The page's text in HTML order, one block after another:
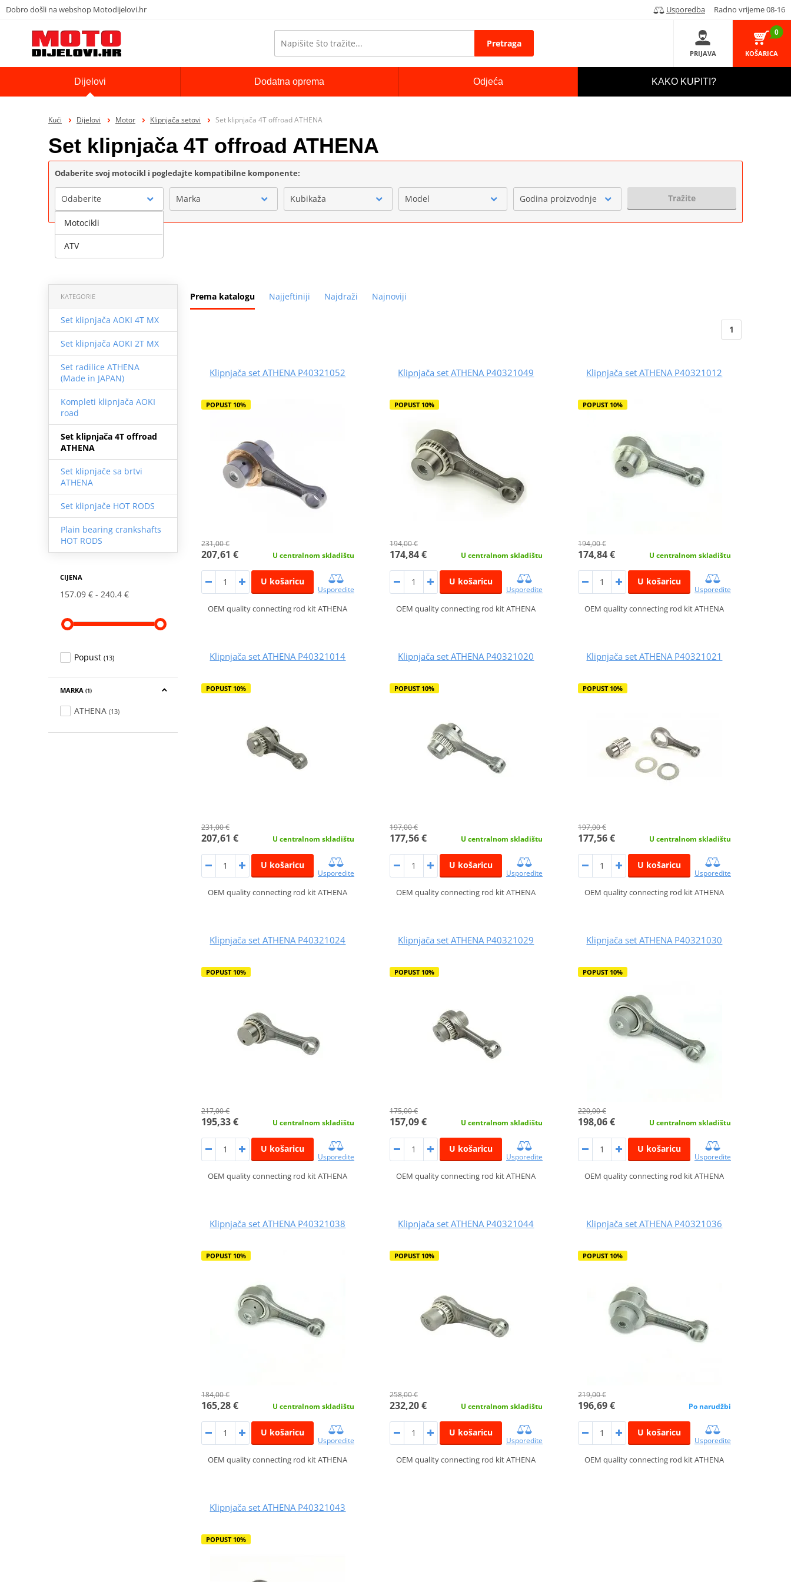
Dobro došli na webshop Motodijelovi.hr Usporedba Radno vrijeme 08-16
Pretraga
PRIJAVA
0
KOŠARICA
Dijelovi Dodatna oprema Odjeća KAKO KUPITI?
Kući Dijelovi Motor Klipnjača setovi Set klipnjača 4T offroad ATHENA
Set klipnjača 4T offroad ATHENA
Odaberite svoj motocikl i pogledajte kompatibilne komponente:
Odaberite Marka Kubikaža Model Godina proizvodnje Tražite
Prema katalogu Najjeftiniji Najdraži Najnoviji
KATEGORIE
Set klipnjača AOKI 4T MX
Set klipnjača AOKI 2T MX
Set radilice ATHENA
(Made in JAPAN)
Kompleti klipnjača AOKI
road
Set klipnjača 4T offroad
ATHENA
Set klipnjače sa brtvi
ATHENA
Set klipnjače HOT RODS
Plain bearing crankshafts
HOT RODS
CIJENA
157.09 € 240.4 €
Popust (13)
MARKA (1)
ATHENA (13)
1
Klipnjača set ATHENA P40321052
POPUST 10%
231,00 €
207,61 € U centralnom skladištu
U košaricu
Usporedite
OEM quality connecting rod kit ATHENA
Klipnjača set ATHENA P40321049
POPUST 10%
194,00 €
174,84 € U centralnom skladištu
U košaricu
Usporedite
OEM quality connecting rod kit ATHENA
Klipnjača set ATHENA P40321012
POPUST 10%
194,00 €
174,84 € U centralnom skladištu
U košaricu
Usporedite
OEM quality connecting rod kit ATHENA
Klipnjača set ATHENA P40321014
POPUST 10%
231,00 €
207,61 € U centralnom skladištu
U košaricu
Usporedite
OEM quality connecting rod kit ATHENA
Klipnjača set ATHENA P40321020
POPUST 10%
197,00 €
177,56 € U centralnom skladištu
U košaricu
Usporedite
OEM quality connecting rod kit ATHENA
Klipnjača set ATHENA P40321021
POPUST 10%
197,00 €
177,56 € U centralnom skladištu
U košaricu
Usporedite
OEM quality connecting rod kit ATHENA
Klipnjača set ATHENA P40321024
POPUST 10%
217,00 €
195,33 € U centralnom skladištu
U košaricu
Usporedite
OEM quality connecting rod kit ATHENA
Klipnjača set ATHENA P40321029
POPUST 10%
175,00 €
157,09 € U centralnom skladištu
U košaricu
Usporedite
OEM quality connecting rod kit ATHENA
Klipnjača set ATHENA P40321030
POPUST 10%
220,00 €
198,06 € U centralnom skladištu
U košaricu
Usporedite
OEM quality connecting rod kit ATHENA
Klipnjača set ATHENA P40321038
POPUST 10%
184,00 €
165,28 € U centralnom skladištu
U košaricu
Usporedite
OEM quality connecting rod kit ATHENA
Klipnjača set ATHENA P40321044
POPUST 10%
258,00 €
232,20 € U centralnom skladištu
U košaricu
Usporedite
OEM quality connecting rod kit ATHENA
Klipnjača set ATHENA P40321036
POPUST 10%
219,00 €
196,69 € Po narudžbi
U košaricu
Usporedite
OEM quality connecting rod kit ATHENA
Klipnjača set ATHENA P40321043
POPUST 10%
Motocikli
ATV